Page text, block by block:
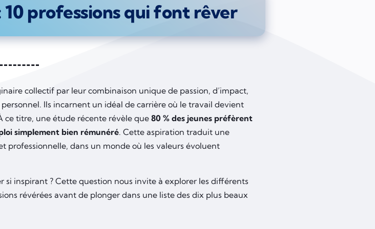
professions qui font rêver
collectif par leur combinaison unique de passion, d’impact,
Ils incarnent un idéal de carrière où le travail devient
ce titre, une étude récente révèle que80 % des jeunes préfèrent
simplement bien rémunéré. Cette aspiration traduit une
professionnelle, dans un monde où les valeurs évoluent
si inspirant ? Cette question nous invite à explorer les différents
révérées avant de plonger dans une liste des dix plus beaux